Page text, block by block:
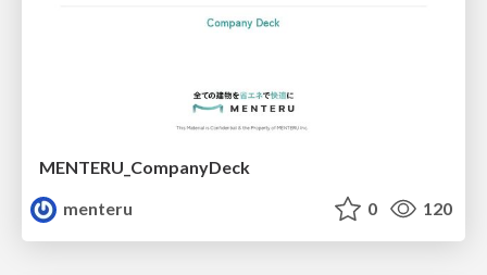
MENTERU_CompanyDeck
menteru
0 120